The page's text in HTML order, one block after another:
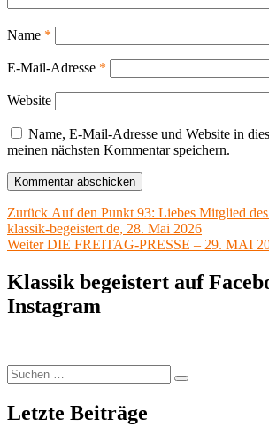
Name *
E-Mail-Adresse *
Website
Name, E-Mail-Adresse und Website in
meinen nächsten Kommentar speichern.
Beitragsnavigation
Zurück Vorheriger
Beitrag:
Auf den Punkt 93: Liebes Mitglied
klassik-begeistert.de, 28. Mai 2026
Weiter Nächster
DIE FREITAG-PRESSE – 29. MAI
Klassik begeistert auf
Instagram
Suchen
nach:
Suchen
Letzte Beiträge